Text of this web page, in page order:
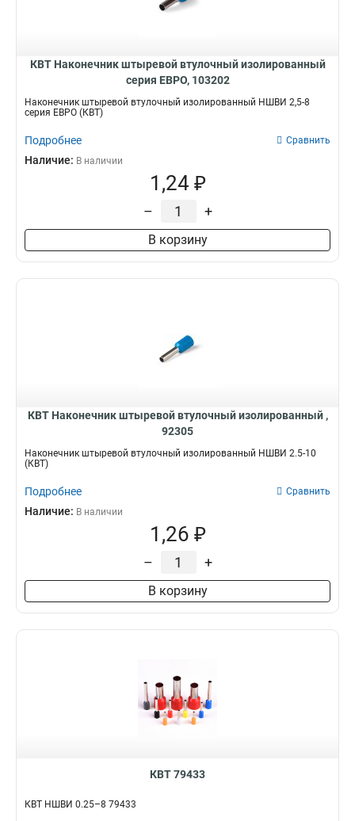
КВТ Наконечник штыревой втулочный изолированный
серия ЕВРО, 103202
Наконечник штыревой втулочный изолированный НШВИ 2,5-8
серия ЕВРО (КВТ)
Подробнее Сравнить
Наличие: В наличии
1,24 ₽
– +
В корзину
КВТ Наконечник штыревой втулочный изолированный ,
92305
Наконечник штыревой втулочный изолированный НШВИ 2.5-10
(КВТ)
Подробнее Сравнить
Наличие: В наличии
1,26 ₽
– +
В корзину
КВТ 79433
КВТ НШВИ 0.25–8 79433